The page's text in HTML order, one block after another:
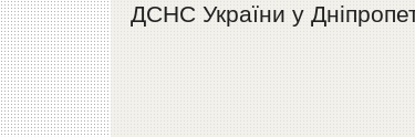
ДСНС України у